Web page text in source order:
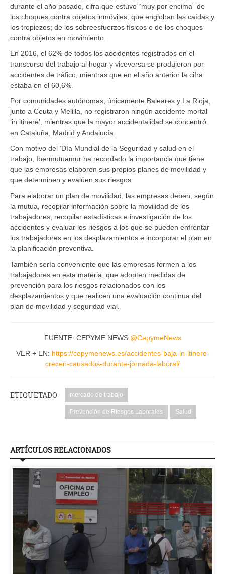
durante el año pasado, cifra que estuvo “muy por encima” de
los choques contra objetos inmóviles, que engloban las caídas y
los tropiezos; de los sobreesfuerzos físicos o de los choques
contra objetos en movimiento.
En 2016, el 62% de todos los accidentes registrados en el
transcurso del trabajo al hogar y viceversa se produjeron por
accidentes de tráfico, mientras que en el año anterior la cifra
estaba en el 60,6%.
Por comunidades autónomas, únicamente Baleares y La Rioja,
junto a Ceuta y Melilla, no registraron ningún accidente mortal
‘in itinere’, mientras que la mayor accidentalidad se concentró
en Cataluña, Madrid y Andalucía.
Con motivo del ‘Día Mundial de la Seguridad y salud en el
trabajo, Ibermutuamur ha recordado la importancia que tiene
que las empresas elaboren sus propios planes de movilidad y
que determinen y evalúen sus riesgos.
Para elaborar un plan de movilidad, las empresas deben, según
la mutua, recopilar información sobre la movilidad de los
trabajadores, recopilar estadísticas e investigación de los
accidentes y evaluar los riesgos a los que se pueden enfrentar
los trabajadores en los desplazamientos e incorporar el plan en
la planificación preventiva.
También sería conveniente que las empresas formen a los
trabajadores en esta materia, que adopten medidas de
prevención para los riesgos relacionados con los
desplazamientos y que realicen una evaluación continua del
plan de movilidad y seguridad vial.
FUENTE: CEPYME NEWS @CepymeNews
VER + EN: https://cepymenews.es/accidentes-baja-in-itinere-
crecen-causados-durante-jornada-laboral/
ETIQUETADO mercado de trabajo
Prevención de Riesgos Laborales Salud
ARTÍCULOS RELACIONADOS